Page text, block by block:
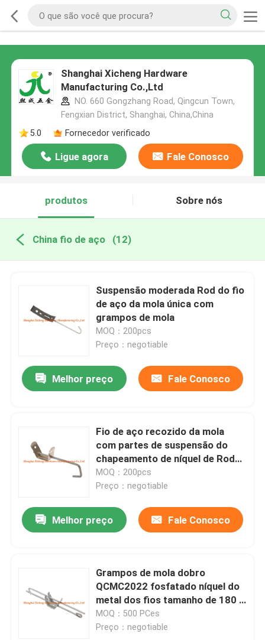
Shanghai Xicheng Hardware
Manufacturing Co.,Ltd
NO. 660 Gongzhang Road, Qingcun Town,
Fengxian District, Shanghai, China,China
5.0
Fornecedor verificado
Ligue agora Fale Conosco
produtos Sobre nós
China fio de aço (12)
Suspensão moderada Rod do fio
de aço da mola única com
grampos de mola
MOQ：200pcs
Preço：negotiable
Melhor preço Fale Conosco
Fio de aço recozido da mola
com partes de suspensão do
chapeamento de níquel de Rod
da suspensão
MOQ：200pcs
Preço：negotiable
Melhor preço Fale Conosco
Grampos de mola dobro
QCMC2022 fosfatado níquel do
metal dos fios tamanho de 180 -
de 1000mm
MOQ：500 PCes
Preço：negotiable